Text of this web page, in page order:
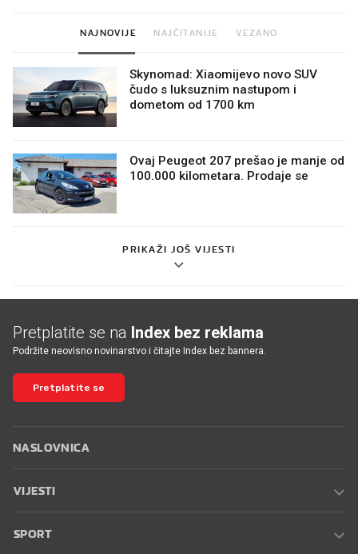
NAJNOVIJE NAJČITANIJE VEZANO
Skynomad: Xiaomijevo novo SUV
čudo s luksuznim nastupom i
dometom od 1700 km
Ovaj Peugeot 207 prešao je manje od
100.000 kilometara. Prodaje se
PRIKAŽI JOŠ VIJESTI
Pretplatite se na Index bez reklama
Podržite neovisno novinarstvo i čitajte Index bez bannera.
Pretplatite se
NASLOVNICA
VIJESTI
SPORT